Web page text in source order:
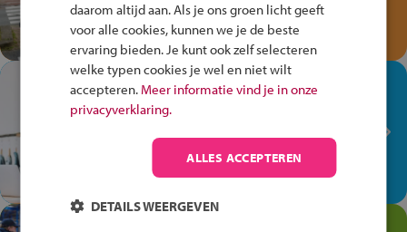
Speel het Fiets Veilig Verkeersspel
en win een Cortina-fiets!
In de winkel ben je op je
plek!
Ontdek via het vmbo jouw talent
op de winkelvloer, waar elke dag
anders is!
daarom altijd aan. Als je ons groen licht geeft
voor alle cookies, kunnen we je de beste
ervaring bieden. Je kunt ook zelf selecteren
welke typen cookies je wel en niet wilt
accepteren. Meer informatie vind je in onze
privacyverklaring.
ALLES ACCEPTEREN
DETAILS WEERGEVEN